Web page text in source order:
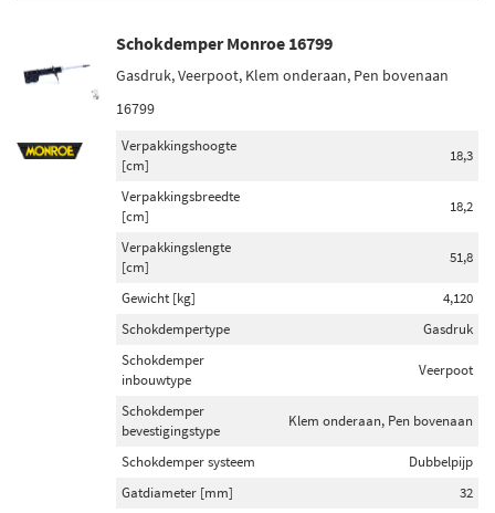
Schokdemper Monroe 16799
Gasdruk, Veerpoot, Klem onderaan, Pen bovenaan
16799
Verpakkingshoogte
[cm]
18,3
Verpakkingsbreedte
[cm]
18,2
Verpakkingslengte
[cm]
51,8
Gewicht [kg]
4,120
Schokdempertype
Gasdruk
Schokdemper
inbouwtype
Veerpoot
Schokdemper
bevestigingstype
Klem onderaan, Pen bovenaan
Schokdemper systeem
Dubbelpijp
Gatdiameter [mm]
32